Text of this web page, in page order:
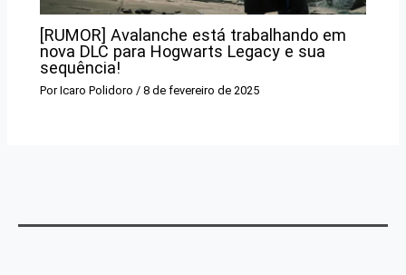
[RUMOR] Avalanche está trabalhando em
nova DLC para Hogwarts Legacy e sua
sequência!
PorIcaro Polidoro /8 de fevereiro de 2025